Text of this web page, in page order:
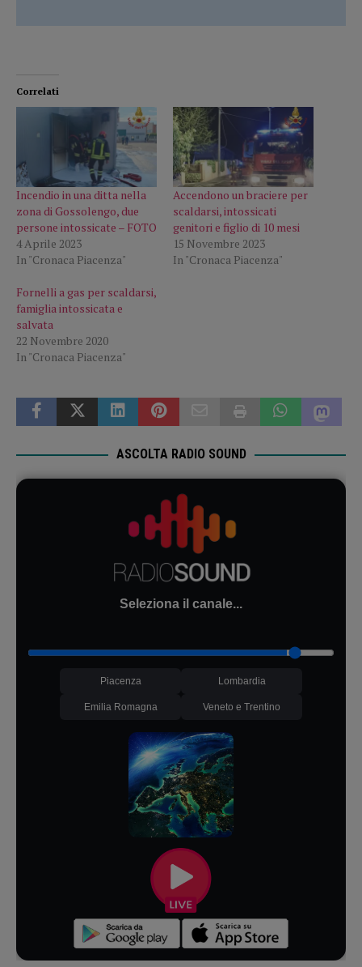
Correlati
Incendio in una ditta nella
zona di Gossolengo, due
persone intossicate – FOTO
4 Aprile 2023
In "Cronaca Piacenza"
Accendono un braciere per
scaldarsi, intossicati
genitori e figlio di 10 mesi
15 Novembre 2023
In "Cronaca Piacenza"
Fornelli a gas per scaldarsi,
famiglia intossicata e
salvata
22 Novembre 2020
In "Cronaca Piacenza"
ASCOLTA RADIO SOUND
Seleziona il canale...
Piacenza Lombardia
Emilia Romagna Veneto e Trentino